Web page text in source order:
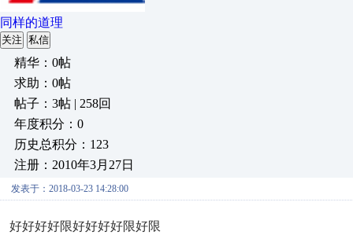
同样的道理
关注 私信
精华：0帖
求助：0帖
帖子：3帖 | 258回
年度积分：0
历史总积分：123
注册：2010年3月27日
发表于：2018-03-23 14:28:00
好好好好限好好好好限好限